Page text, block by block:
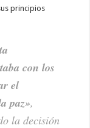
principios
con los
el
paz»,
la decisión